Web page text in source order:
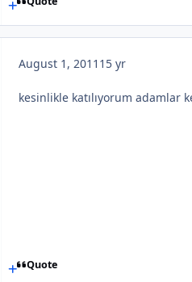
August 1, 2011 15 yr
kesinlikle katılıyorum adamlar
Quote